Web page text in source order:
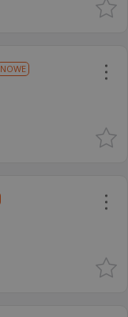
NOWE